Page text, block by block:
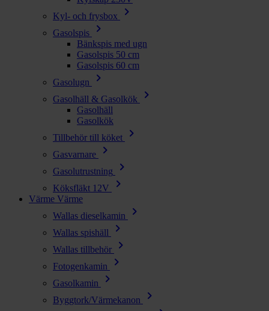
Kyl- och frysbox
chevron_right
Gasolspis chevron_right
Bänkspis med ugn
Gasolspis 50 cm
Gasolspis 60 cm
Gasolugn
chevron_right
Gasolhäll & Gasolkök chevron_right
Gasolhäll
Gasolkök
Tillbehör till köket
chevron_right
Gasvarnare chevron_right
Gasolutrustning chevron_right
Köksfläkt 12V chevron_right
Värme Värme
Wallas dieselkamin
chevron_right
Wallas spishäll chevron_right
Wallas tillbehör chevron_right
Fotogenkamin chevron_right
Gasolkamin chevron_right
Byggtork/Värmekanon chevron_right